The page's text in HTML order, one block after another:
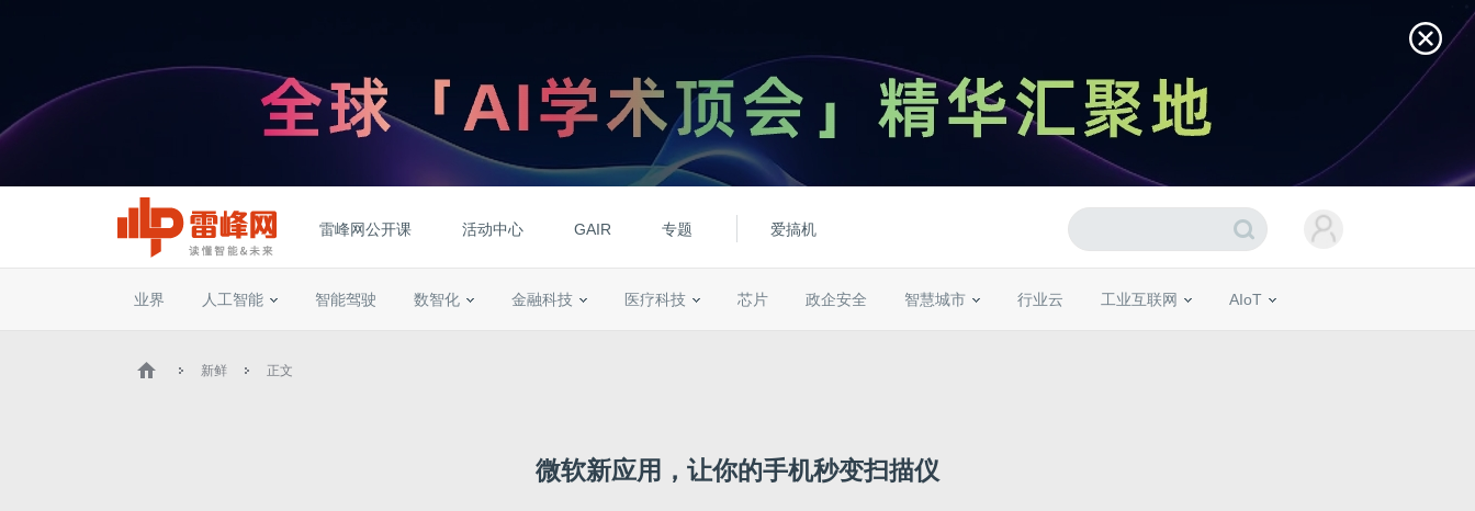
雷峰网公开课 活动中心 GAIR 专题 爱搞机
业界 人工智能 智能驾驶 数智化 金融科技 医疗科技 芯片 政企安全 智慧城市 行业云 工业互联网 AIoT
新鲜 正文
微软新应用，让你的手机秒变扫描仪